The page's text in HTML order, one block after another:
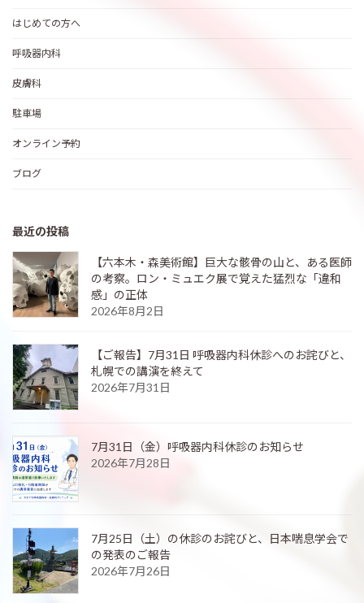
はじめての方へ
呼吸器内科
皮膚科
駐車場
オンライン予約
ブログ
最近の投稿
【六本木・森美術館】巨大な骸骨の山と、ある医師
の考察。ロン・ミュエク展で覚えた猛烈な「違和
感」の正体
2026年8月2日
【ご報告】7月31日 呼吸器内科休診へのお詫びと、
札幌での講演を終えて
2026年7月31日
7月31日（金）呼吸器内科休診のお知らせ
2026年7月28日
7月25日（土）の休診のお詫びと、日本喘息学会で
の発表のご報告
2026年7月26日